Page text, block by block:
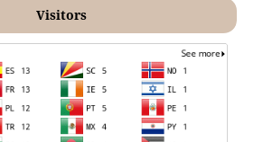
Visitors